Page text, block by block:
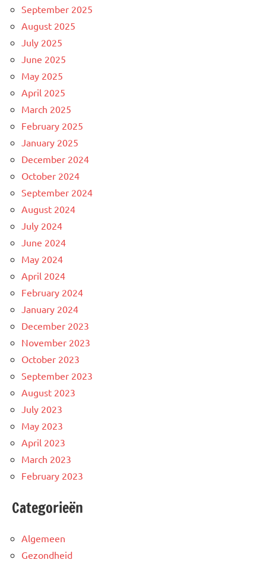
September 2025
August 2025
July 2025
June 2025
May 2025
April 2025
March 2025
February 2025
January 2025
December 2024
October 2024
September 2024
August 2024
July 2024
June 2024
May 2024
April 2024
February 2024
January 2024
December 2023
November 2023
October 2023
September 2023
August 2023
July 2023
May 2023
April 2023
March 2023
February 2023
Categorieën
Algemeen
Gezondheid